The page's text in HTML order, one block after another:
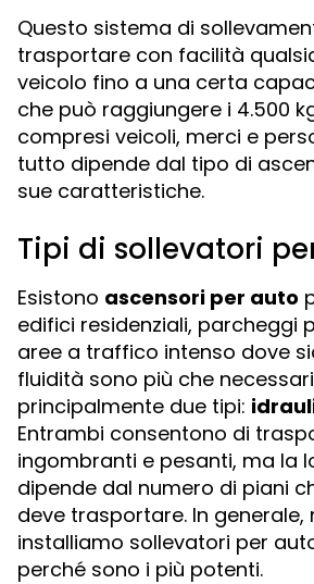
Questo sistema di
trasportare con facilità
veicolo fino a una certa
che può raggiungere i 4.500
compresi veicoli, merci e
tutto dipende dal tipo di
sue caratteristiche.
Tipi di sollevatori
Esistono ascensori per auto
edifici residenziali, parcheggi
aree a traffico intenso dove
fluidità sono più che
principalmente due tipi:
Entrambi consentono di
ingombranti e pesanti, ma la
dipende dal numero di piani
deve trasportare. In generale,
installiamo sollevatori per
perché sono i più potenti.